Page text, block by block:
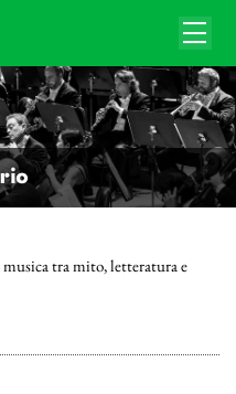
tra mito, letteratura e